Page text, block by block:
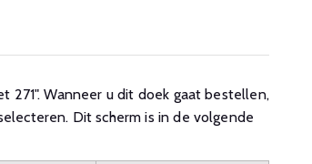
271". Wanneer u dit doek gaat bestellen,
Dit scherm is in de volgende